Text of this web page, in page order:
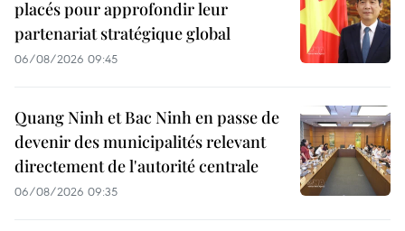
placés pour approfondir leur
partenariat stratégique global
06/08/2026 09:45
Quang Ninh et Bac Ninh en passe de
devenir des municipalités relevant
directement de l'autorité centrale
06/08/2026 09:35